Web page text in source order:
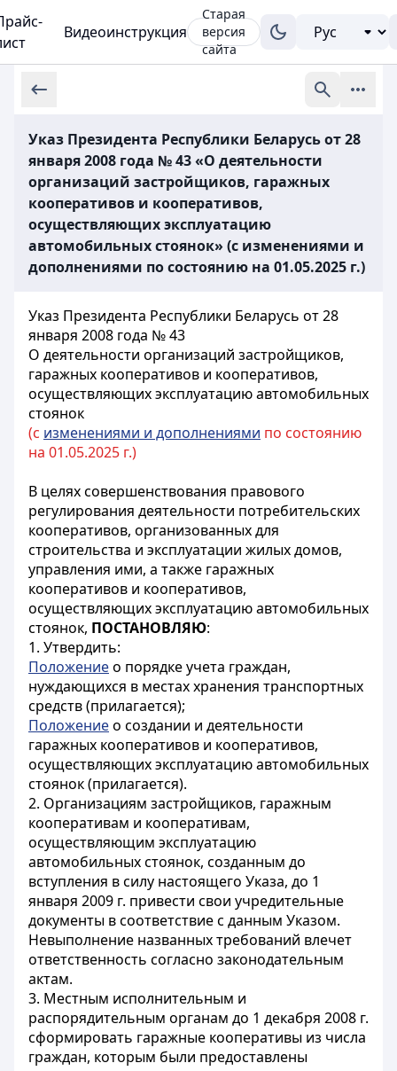
Видеоинструкция
Старая
версия
сайта
Указ Президента Республики Беларусь от 28
января 2008 года № 43 «О деятельности
организаций застройщиков, гаражных
кооперативов и кооперативов,
осуществляющих эксплуатацию
автомобильных стоянок» (с изменениями и
дополнениями по состоянию на 01.05.2025 г.)
Указ Президента Республики Беларусь от 28
января 2008 года № 43
О деятельности организаций застройщиков,
гаражных кооперативов и кооперативов,
осуществляющих эксплуатацию автомобильных
стоянок
(с изменениями и дополнениями по состоянию
на 01.05.2025 г.)
В целях совершенствования правового
регулирования деятельности потребительских
кооперативов, организованных для
строительства и эксплуатации жилых домов,
управления ими, а также гаражных
кооперативов и кооперативов,
осуществляющих эксплуатацию автомобильных
стоянок, ПОСТАНОВЛЯЮ:
1. Утвердить:
Положениео порядке учета граждан,
нуждающихся в местах хранения транспортных
средств (прилагается);
Положениео создании и деятельности
гаражных кооперативов и кооперативов,
осуществляющих эксплуатацию автомобильных
стоянок (прилагается).
2. Организациям застройщиков, гаражным
кооперативам и кооперативам,
осуществляющим эксплуатацию
автомобильных стоянок, созданным до
вступления в силу настоящего Указа, до 1
января 2009 г. привести свои учредительные
документы в соответствие с данным Указом.
Невыполнение названных требований влечет
ответственность согласно законодательным
актам.
3. Местным исполнительным и
распорядительным органам до 1 декабря 2008 г.
сформировать гаражные кооперативы из числа
граждан, которым были предоставлены